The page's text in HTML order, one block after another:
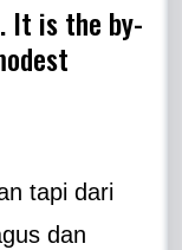
It is the by-
tapi dari
dan